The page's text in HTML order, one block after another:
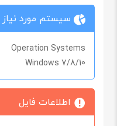
سیستم مورد نیاز
Operation Systems
Windows 7/8/10
اطلاعات فایل